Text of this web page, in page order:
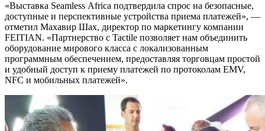
«Выставка Seamless Africa подтвердила спрос на безопасные,
доступные и перспективные устройства приема платежей», —
отметил Махавир Шах, директор по маркетингу компании
FEITIAN. «Партнерство с Tactile позволяет нам объединить
оборудование мирового класса с локализованным
программным обеспечением, предоставляя торговцам простой
и удобный доступ к приему платежей по протоколам EMV,
NFC и мобильных платежей».